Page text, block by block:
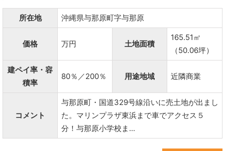
所在地 沖縄県与那原町字与那原
価格 万円 土地面積
165.51㎡
（50.06坪）
建ペイ率・容
積率
80％／200％ 用途地域 近隣商業
コメント
与那原町・国道329号線沿いに売土地が出まし
た。マリンプラザ東浜まで車でアクセス５
分！与那原小学校ま...